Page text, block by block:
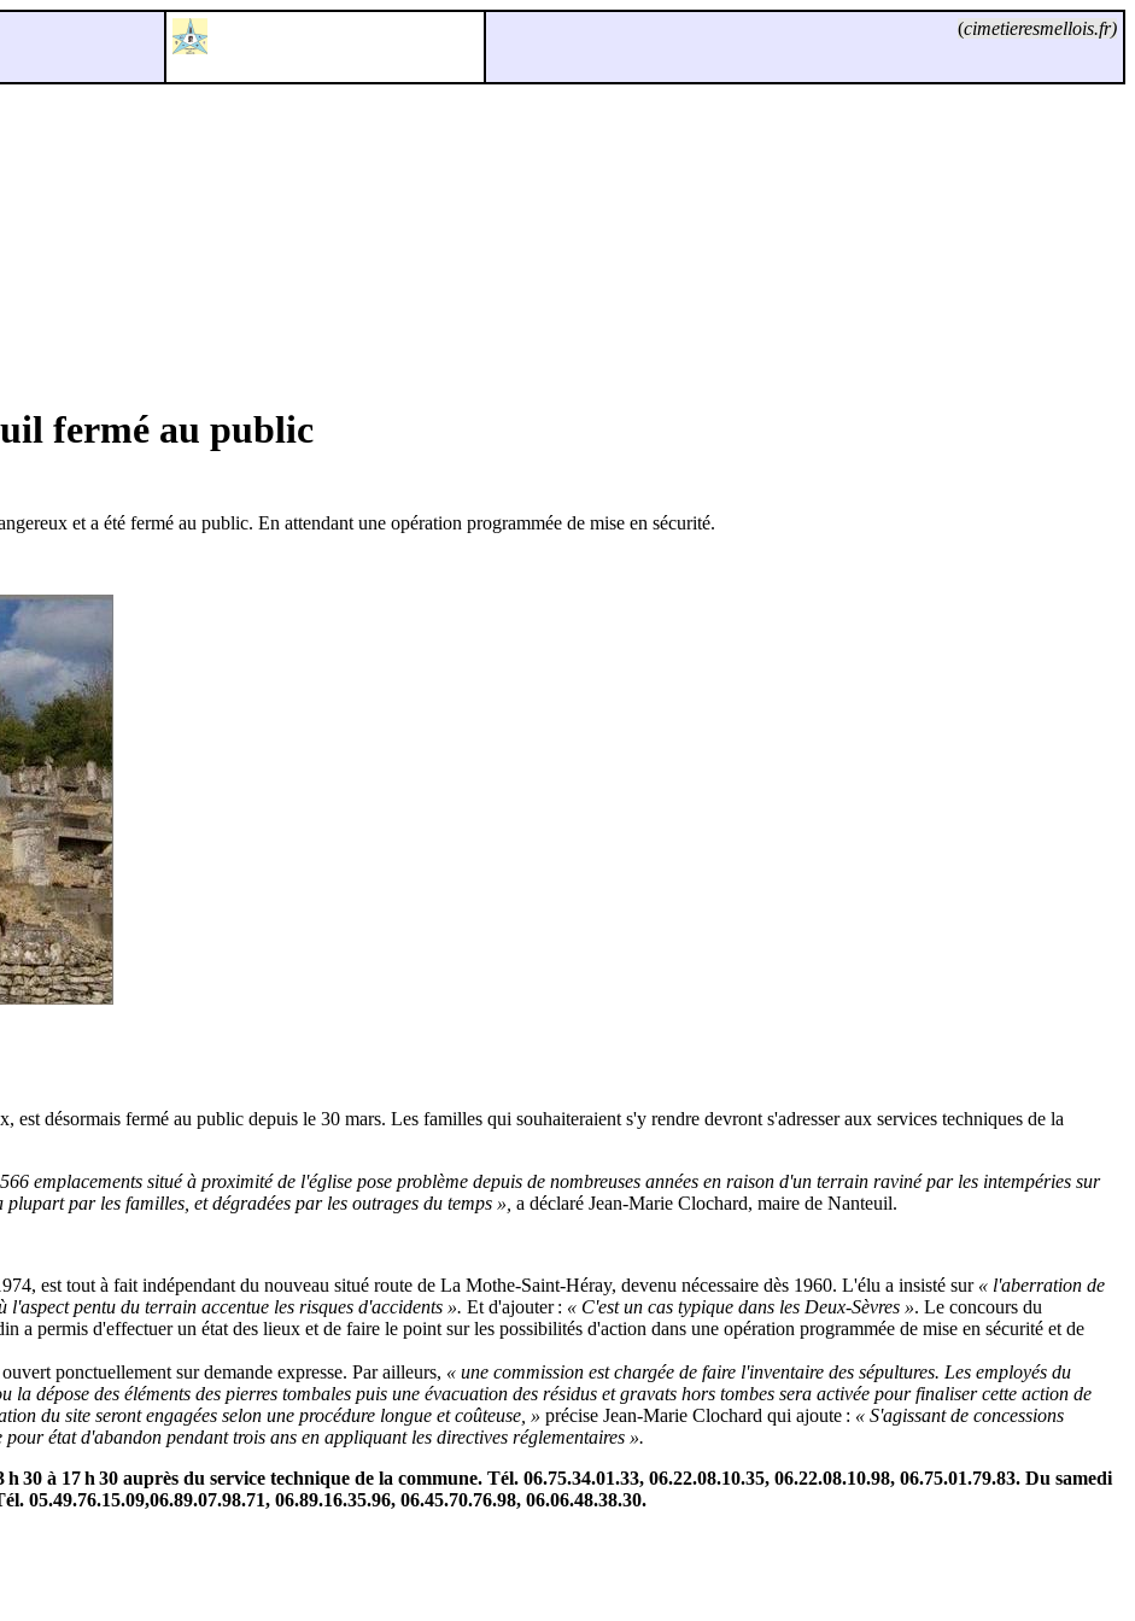
(cimetieresmellois.fr)
fermé au public
et a été fermé au public. En attendant une opération programmée de mise en sécurité.
désormais fermé au public depuis le 30 mars. Les familles qui souhaiteraient s'y rendre devront s'adresser aux services techniques de la
emplacements situé à proximité de l'église pose problème depuis de nombreuses années en raison d'un terrain raviné par les intempéries sur
par les familles, et dégradées par les outrages du temps », a déclaré Jean-Marie Clochard, maire de Nanteuil.
est tout à fait indépendant du nouveau situé route de La Mothe-Saint-Héray, devenu nécessaire dès 1960. L'élu a insisté sur « l'aberration de
pentu du terrain accentue les risques d'accidents ». Et d'ajouter : « C'est un cas typique dans les Deux-Sèvres ». Le concours du
permis d'effectuer un état des lieux et de faire le point sur les possibilités d'action dans une opération programmée de mise en sécurité et de
ponctuellement sur demande expresse. Par ailleurs, « une commission est chargée de faire l'inventaire des sépultures. Les employés du
dépose des éléments des pierres tombales puis une évacuation des résidus et gravats hors tombes sera activée pour finaliser cette action de
du site seront engagées selon une procédure longue et coûteuse, » précise Jean-Marie Clochard qui ajoute : « S'agissant de concessions
état d'abandon pendant trois ans en appliquant les directives réglementaires ».
30 à 17 h 30 auprès du service technique de la commune. Tél. 06.75.34.01.33, 06.22.08.10.35, 06.22.08.10.98, 06.75.01.79.83. Du samedi
05.49.76.15.09,06.89.07.98.71, 06.89.16.35.96, 06.45.70.76.98, 06.06.48.38.30.